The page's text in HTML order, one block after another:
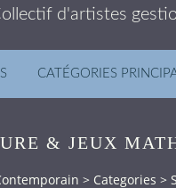
d'artistes
CATÉGORIES
& JEUX
> Categories >